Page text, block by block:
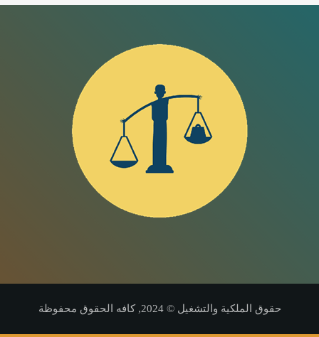
حقوق الملكية والتشغيل © 2024, كافه الحقوق محفوظة